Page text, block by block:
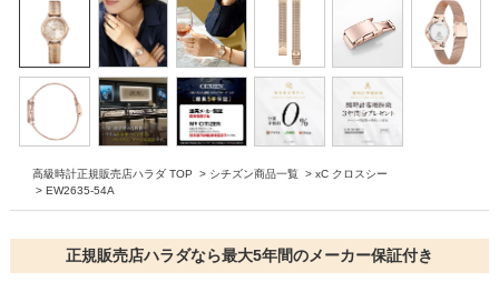
高級時計正規販売店ハラダ TOP > シチズン商品一覧 > xC クロスシー
> EW2635-54A
正規販売店ハラダなら最大5年間のメーカー保証付き